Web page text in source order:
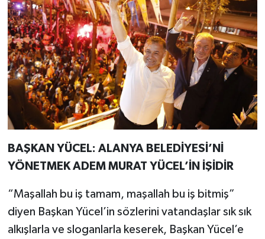
BAŞKAN YÜCEL: ALANYA BELEDİYESİ’Nİ
YÖNETMEK ADEM MURAT YÜCEL’İN İŞİDİR
“Maşallah bu iş tamam, maşallah bu iş bitmiş”
diyen Başkan Yücel’in sözlerini vatandaşlar sık sık
alkışlarla ve sloganlarla keserek, Başkan Yücel’e